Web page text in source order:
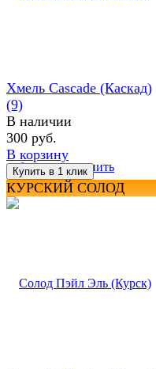
избранное сравнить
Хмель Cascade (Каскад)
(9)
В наличии
300 руб.
В корзину
КУРСКИЙ СОЛОД